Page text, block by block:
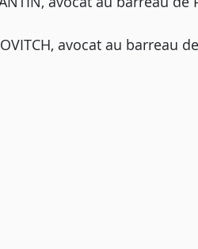
avocat au barreau de